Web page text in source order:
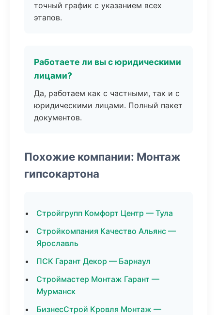
точный график с указанием всех
этапов.
Работаете ли вы с юридическими
лицами?
Да, работаем как с частными, так и с
юридическими лицами. Полный пакет
документов.
Похожие компании: Монтаж
гипсокартона
Стройгрупп Комфорт Центр — Тула
Стройкомпания Качество Альянс —
Ярославль
ПСК Гарант Декор — Барнаул
Строймастер Монтаж Гарант —
Мурманск
БизнесСтрой Кровля Монтаж —